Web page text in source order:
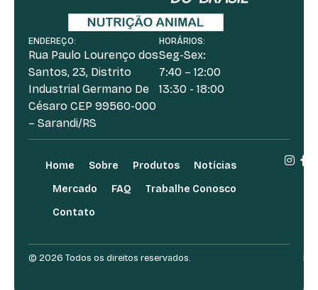
ENDEREÇO:
Rua Paulo Lourenço dos
Santos, 23, Distrito
Industrial Germano De
Césaro CEP 99560-000
– Sarandi/RS
HORÁRIOS:
Seg-Sex:
7:40 – 12:00
13:30 - 18:00
Home Sobre Produtos
Notícias
Mercado
FAQ
Trabalhe Conosco
Contato
© 2026 Todos os direitos reservados.